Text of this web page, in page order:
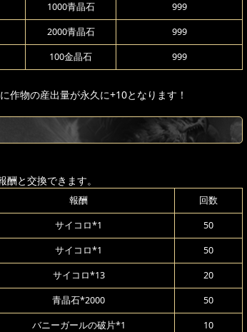
1000青晶石 999
2000青晶石 999
100金晶石 999
物の産出量が永久に+10となります！
と交換できます。
報酬 回数
サイコロ*1 50
サイコロ*1 50
サイコロ*13 20
青晶石*2000 50
バニーガールの破片*1 10